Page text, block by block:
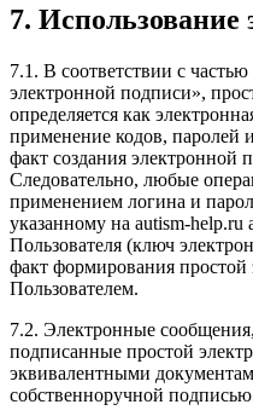
7. Использование
7.1. В соответствии с
электронной подписи»,
определяется как
применение кодов, паролей
факт создания
Следовательно, любые
применением логина и
указанному на autism-help.ru
Пользователя (ключ
факт формирования
Пользователем.
7.2. Электронные
подписанные простой
эквивалентными
собственноручной